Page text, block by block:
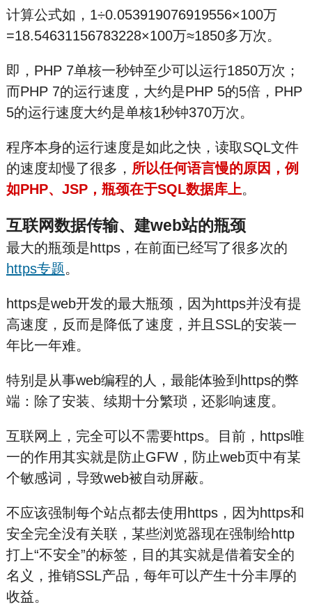
计算公式如，1÷0.053919076919556×100万
=18.54631156783228×100万≈1850多万次。
即，PHP 7单核一秒钟至少可以运行1850万次；
而PHP 7的运行速度，大约是PHP 5的5倍，PHP
5的运行速度大约是单核1秒钟370万次。
程序本身的运行速度是如此之快，读取SQL文件
的速度却慢了很多， 所以任何语言慢的原因，例
如PHP、JSP，瓶颈在于SQL数据库上。
互联网数据传输、建web站的瓶颈
最大的瓶颈是https，在前面已经写了很多次的
https专题。
https是web开发的最大瓶颈，因为https并没有提
高速度，反而是降低了速度，并且SSL的安装一
年比一年难。
特别是从事web编程的人，最能体验到https的弊
端：除了安装、续期十分繁琐，还影响速度。
互联网上，完全可以不需要https。目前，https唯
一的作用其实就是防止GFW，防止web页中有某
个敏感词，导致web被自动屏蔽。
不应该强制每个站点都去使用https，因为https和
安全完全没有关联，某些浏览器现在强制给http
打上“不安全”的标签，目的其实就是借着安全的
名义，推销SSL产品，每年可以产生十分丰厚的
收益。